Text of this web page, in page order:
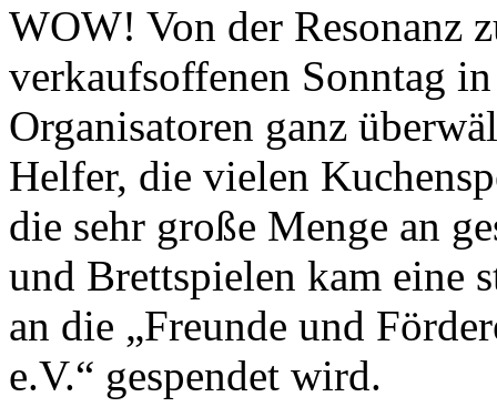
WOW! Von der Resonanz
verkaufsoffenen Sonntag
Organisatoren ganz
Helfer, die vielen
die sehr große Menge an
und Brettspielen kam eine
an die „Freunde und
e.V.“ gespendet wird.